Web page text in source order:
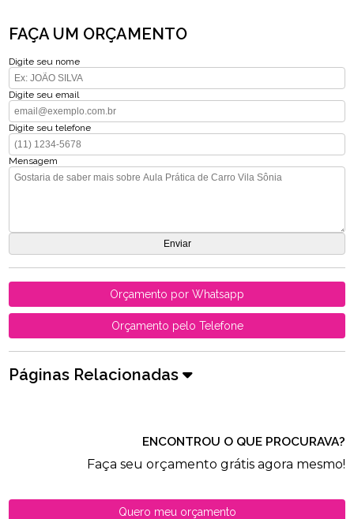
FAÇA UM ORÇAMENTO
Digite seu nome
Digite seu email
Digite seu telefone
Mensagem
Orçamento por Whatsapp
Orçamento pelo Telefone
Páginas Relacionadas
ENCONTROU O QUE PROCURAVA?
Faça seu orçamento grátis agora mesmo!
Quero meu orçamento